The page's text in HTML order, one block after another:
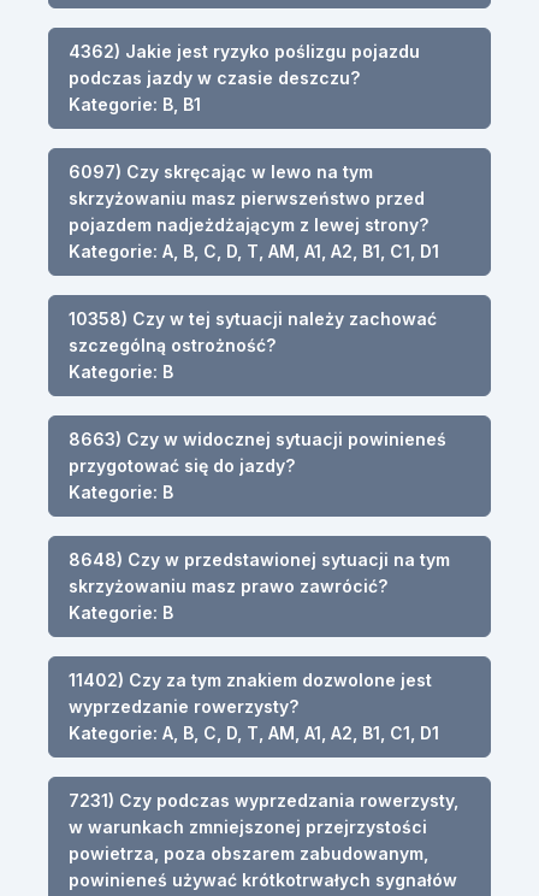
4362) Jakie jest ryzyko poślizgu pojazdu
podczas jazdy w czasie deszczu?
Kategorie: B, B1
6097) Czy skręcając w lewo na tym
skrzyżowaniu masz pierwszeństwo przed
pojazdem nadjeżdżającym z lewej strony?
Kategorie: A, B, C, D, T, AM, A1, A2, B1, C1, D1
10358) Czy w tej sytuacji należy zachować
szczególną ostrożność?
Kategorie: B
8663) Czy w widocznej sytuacji powinieneś
przygotować się do jazdy?
Kategorie: B
8648) Czy w przedstawionej sytuacji na tym
skrzyżowaniu masz prawo zawrócić?
Kategorie: B
11402) Czy za tym znakiem dozwolone jest
wyprzedzanie rowerzysty?
Kategorie: A, B, C, D, T, AM, A1, A2, B1, C1, D1
7231) Czy podczas wyprzedzania rowerzysty,
w warunkach zmniejszonej przejrzystości
powietrza, poza obszarem zabudowanym,
powinieneś używać krótkotrwałych sygnałów